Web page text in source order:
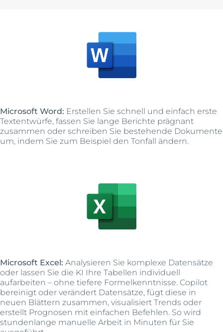
Microsoft Word: Erstellen Sie schnell und einfach erste
Textentwürfe, fassen Sie lange Berichte prägnant
zusammen oder schreiben Sie bestehende Dokumente
um, indem Sie zum Beispiel den Tonfall ändern.
Microsoft Excel: Analysieren Sie komplexe Datensätze
oder lassen Sie die KI Ihre Tabellen individuell
aufarbeiten – ohne tiefere Formelkenntnisse. Copilot
bereinigt oder verändert Datensätze, fügt diese in
neuen Blättern zusammen, visualisiert Trends oder
erstellt Prognosen mit einfachen Befehlen. So wird
stundenlange manuelle Arbeit in Minuten für Sie